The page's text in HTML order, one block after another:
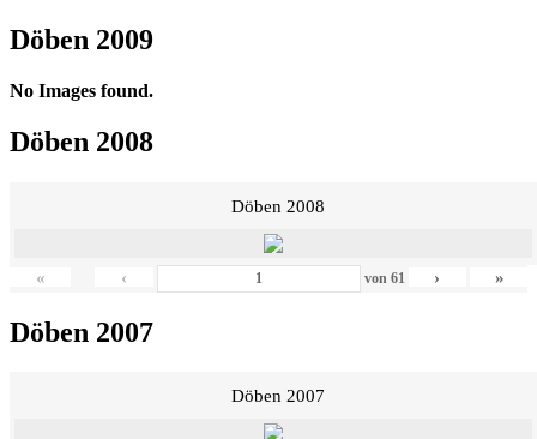
Döben 2009
No Images found.
Döben 2008
Döben 2008
« ‹ von 61 › »
Döben 2007
Döben 2007